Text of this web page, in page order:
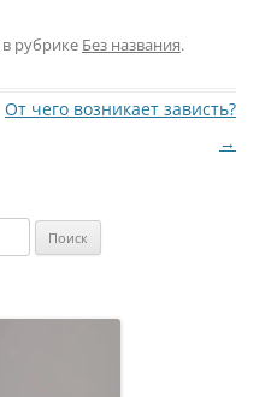
в рубрике Без названия.
От чего возникает зависть?
→